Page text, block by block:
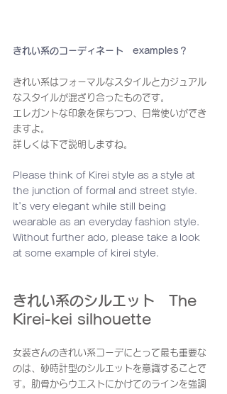
きれい系のコーディネート　examples？
きれい系はフォーマルなスタイルとカジュアル
なスタイルが混ざり合ったものです。
エレガントな印象を保ちつつ、日常使いができ
ますよ。
詳しくは下で説明しますね。
Please think of Kirei style as a style at
the junction of formal and street style.
It's very elegant while still being
wearable as an everyday fashion style.
Without further ado, please take a look
at some example of kirei style.
きれい系のシルエット　The
Kirei-kei silhouette
女装さんのきれい系コーデにとって最も重要な
のは、砂時計型のシルエットを意識することで
す。肋骨からウエストにかけてのラインを強調